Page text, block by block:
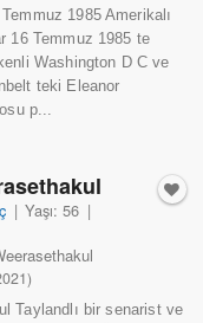
1985 Amerikalı
16 Temmuz 1985 te
Washington D C ve
teki Eleanor
p...
| Yaşı: 56 |
Taylandlı bir senarist ve